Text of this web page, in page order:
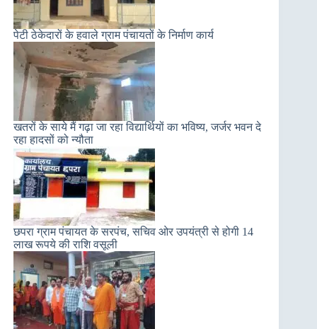
पेटी ठेकेदारों के हवाले ग्राम पंचायतों के निर्माण कार्य
खतरों के साये मैं गढ़ा जा रहा विद्यार्थियों का भविष्य, जर्जर भवन दे
रहा हादसों को न्यौता
छपरा ग्राम पंचायत के सरपंच, सचिव ओर उपयंत्री से होगी 14
लाख रूपये की राशि वसूली